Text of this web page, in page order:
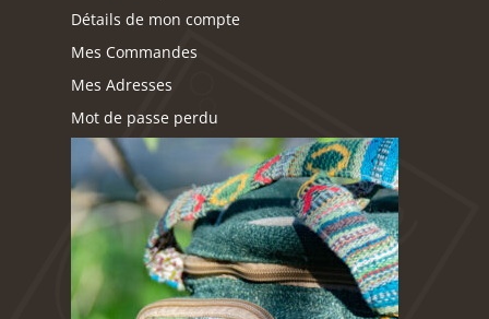
Détails de mon compte
Mes Commandes
Mes Adresses
Mot de passe perdu